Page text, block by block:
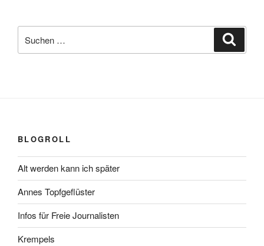
nach:
BLOGROLL
Alt werden kann ich später
Annes Topfgeflüster
Infos für Freie Journalisten
Krempels